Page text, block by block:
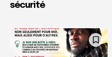
sécurité